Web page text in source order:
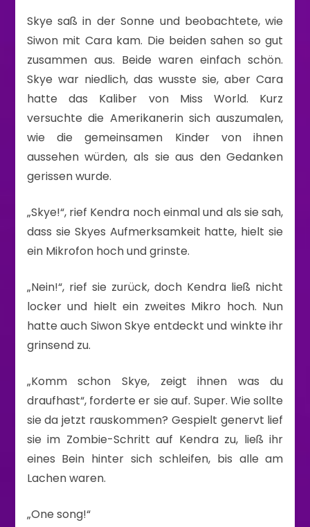
Skye saß in der Sonne und beobachtete, wie
Siwon mit Cara kam. Die beiden sahen so gut
zusammen aus. Beide waren einfach schön.
Skye war niedlich, das wusste sie, aber Cara
hatte das Kaliber von Miss World. Kurz
versuchte die Amerikanerin sich auszumalen,
wie die gemeinsamen Kinder von ihnen
aussehen würden, als sie aus den Gedanken
gerissen wurde.
„Skye!“, rief Kendra noch einmal und als sie sah,
dass sie Skyes Aufmerksamkeit hatte, hielt sie
ein Mikrofon hoch und grinste.
„Nein!“, rief sie zurück, doch Kendra ließ nicht
locker und hielt ein zweites Mikro hoch. Nun
hatte auch Siwon Skye entdeckt und winkte ihr
grinsend zu.
„Komm schon Skye, zeigt ihnen was du
draufhast“, forderte er sie auf. Super. Wie sollte
sie da jetzt rauskommen? Gespielt genervt lief
sie im Zombie-Schritt auf Kendra zu, ließ ihr
eines Bein hinter sich schleifen, bis alle am
Lachen waren.
„One song!“